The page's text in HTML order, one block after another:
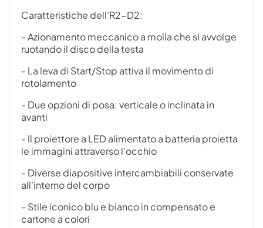
Caratteristiche dell’R2-D2:
- Azionamento meccanico a molla che si avvolge
ruotando il disco della testa
- La leva di Start/Stop attiva il movimento di
rotolamento
- Due opzioni di posa: verticale o inclinata in
avanti
- Il proiettore a LED alimentato a batteria proietta
le immagini attraverso l'occhio
- Diverse diapositive intercambiabili conservate
all'interno del corpo
- Stile iconico blu e bianco in compensato e
cartone a colori